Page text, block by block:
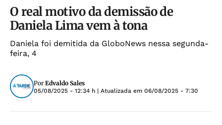
O real motivo da demissão de
Daniela Lima vem à tona
Daniela foi demitida da GloboNews nessa segunda-
feira, 4
Por Edvaldo Sales
05/08/2025 - 12:34 h | Atualizada em 06/08/2025 - 7:30